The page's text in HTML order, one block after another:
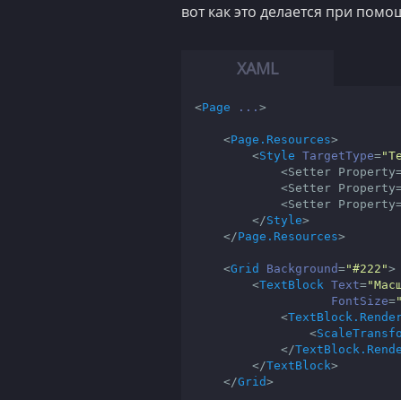
вот как это делается при
<Page ... >
<Page.Resources>
<Style TargetType=
            <
Setter Property
            <
Setter Property
            <
Setter Property
</Style>
</Page.Resources>
<Grid Background="#222">
<TextBlock Text=
FontSize=
<
<
</
</TextBlock>
</Grid>